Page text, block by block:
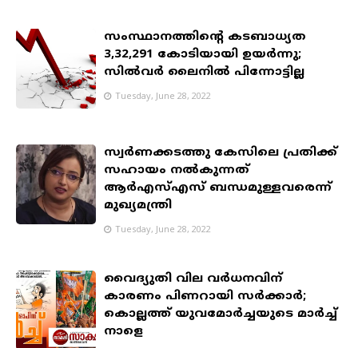
സംസ്ഥാനത്തിന്റെ കടബാധ്യത
3,32,291 കോടിയായി ഉയര്‍ന്നു;
സിൽവർ ലൈനിൽ പിന്നോട്ടില്ല
Tuesday, June 28, 2022
സ്വർണക്കടത്തു കേസിലെ പ്രതിക്ക്
സഹായം നൽകുന്നത്
ആർഎസ്എസ് ബന്ധമുള്ളവരെന്ന്
മുഖ്യമന്ത്രി
Tuesday, June 28, 2022
വൈദ്യുതി വില വർധനവിന്
കാരണം പിണറായി സർക്കാർ;
കൊല്ലത്ത് യുവമോർച്ചയുടെ മാർച്ച്
നാളെ